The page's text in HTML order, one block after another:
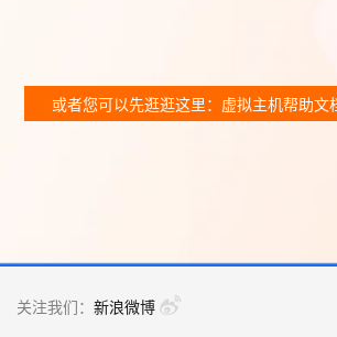
或者您可以先逛逛这里：虚拟主机帮助文